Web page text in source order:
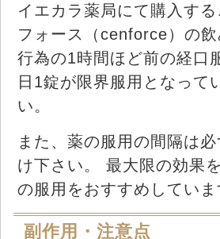
イエカラ薬局にて購入す
フォース（cenforce）の
行為の1時間ほど前の経口
日1錠が限界服用となって
い。
また、薬の服用の間隔は
け下さい。 最大限の効果
の服用をおすすめしていま
副作用・注意点